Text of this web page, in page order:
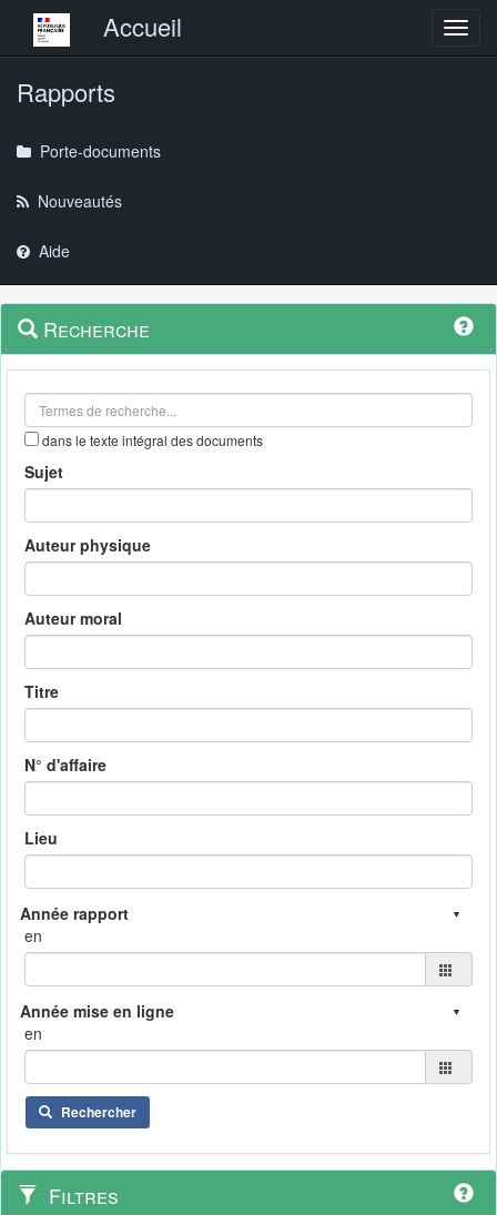
Menu principalAccueil
Rapports
Porte-documents
Nouveautés
Aide
Navigation
outils
Menu
contextuel
Recherche
dans le texte intégral des documents
Sujet
Auteur physique
Auteur moral
Titre
N° d'affaire
Lieu
en
en
Rechercher
Filtres